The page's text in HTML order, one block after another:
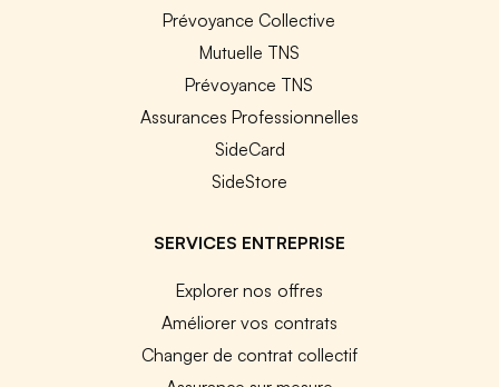
Prévoyance Collective
Mutuelle TNS
Prévoyance TNS
Assurances Professionnelles
SideCard
SideStore
SERVICES ENTREPRISE
Explorer nos offres
Améliorer vos contrats
Changer de contrat collectif